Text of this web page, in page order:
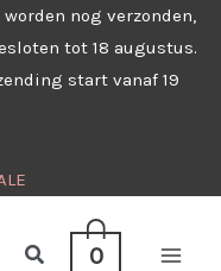
nog verzonden,
tot 18 augustus.
start vanaf 19
Zoeken0